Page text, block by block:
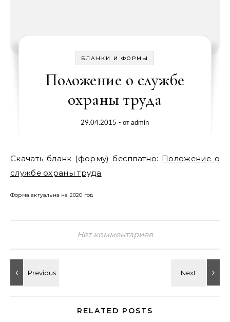
БЛАНКИ И ФОРМЫ
Положение о службе
охраны труда
29.04.2015 - отadmin
Скачать бланк (форму) бесплатно: Положение о
службе охраны труда
Форма актуальна на 2020 год
Нет комментариев
RELATED POSTS